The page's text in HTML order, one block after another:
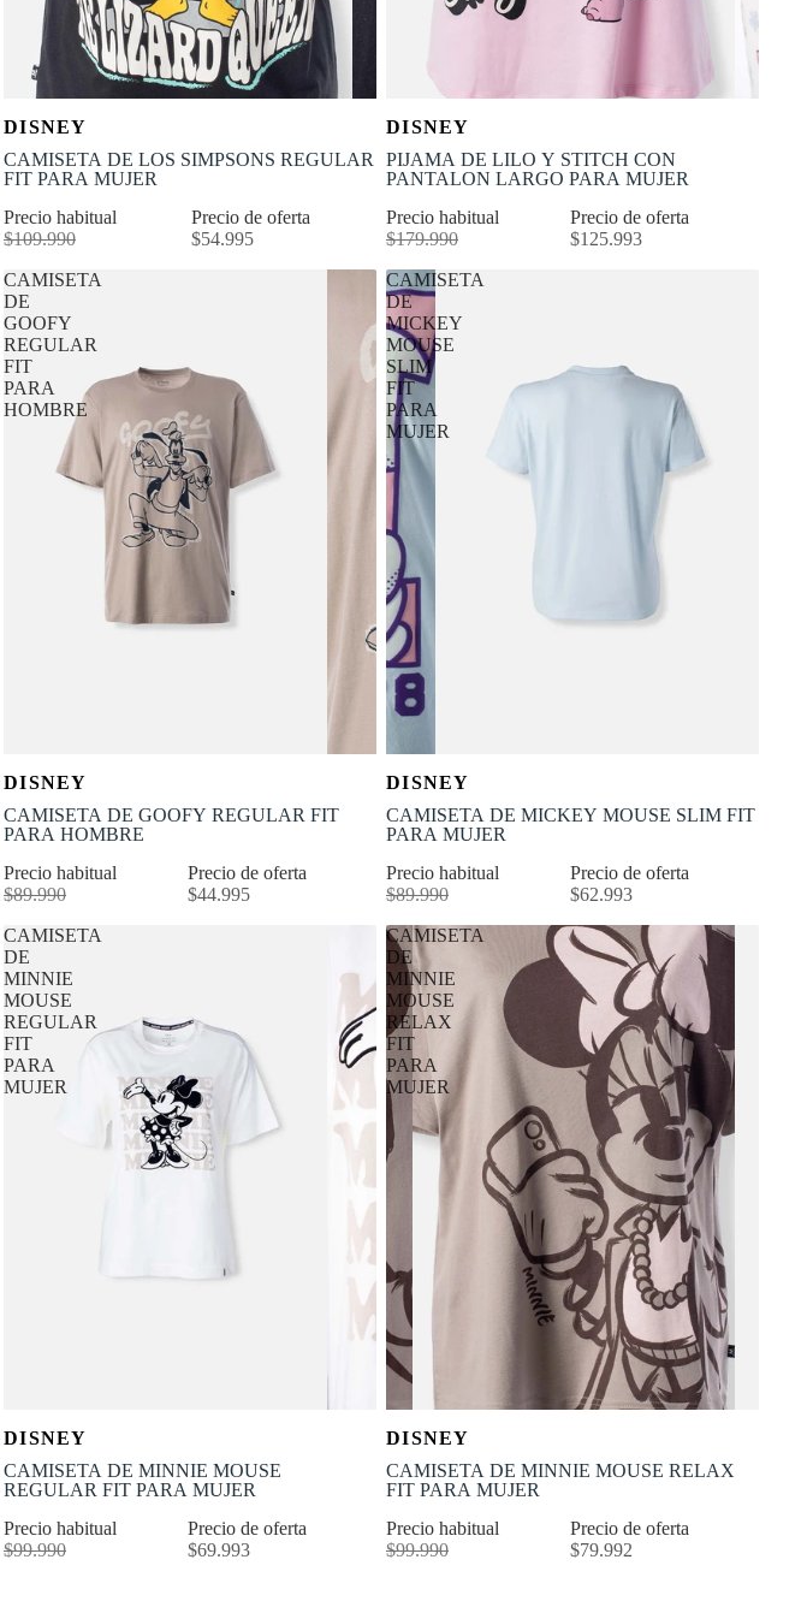
-50% OFF
XS S M L XL
DISNEY
CAMISETA DE LOS SIMPSONS REGULAR
FIT PARA MUJER
Precio de oferta
$54.995
Precio habitual
$109.990
-30% OFF
XS S M L XL
DISNEY
PIJAMA DE LILO Y STITCH CON
PANTALON LARGO PARA MUJER
Precio de oferta
$125.993
Precio habitual
$179.990
CAMISETA
DE
GOOFY
REGULAR
FIT
PARA
HOMBRE
-50% OFF
XS S M L XL
DISNEY
CAMISETA DE GOOFY REGULAR FIT
PARA HOMBRE
Precio de oferta
$44.995
Precio habitual
$89.990
CAMISETA
DE
MICKEY
MOUSE
SLIM
FIT
PARA
MUJER
-30% OFF
XS S M L XL
DISNEY
CAMISETA DE MICKEY MOUSE SLIM FIT
PARA MUJER
Precio de oferta
$62.993
Precio habitual
$89.990
CAMISETA
DE
MINNIE
MOUSE
REGULAR
FIT
PARA
MUJER
-30% OFF
XS S M L
DISNEY
CAMISETA DE MINNIE MOUSE
REGULAR FIT PARA MUJER
Precio de oferta
$69.993
Precio habitual
$99.990
CAMISETA
DE
MINNIE
MOUSE
RELAX
FIT
PARA
MUJER
-20% OFF
XS S M L XL
DISNEY
CAMISETA DE MINNIE MOUSE RELAX
FIT PARA MUJER
Precio de oferta
$79.992
Precio habitual
$99.990